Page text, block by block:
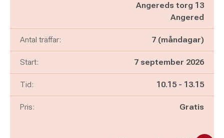
Angereds torg 13
Angered
Antal träffar: 7 (måndagar)
Start: 7 september 2026
Tid: Pågår mellan
10.15 - och
13.15
Pris: Gratis